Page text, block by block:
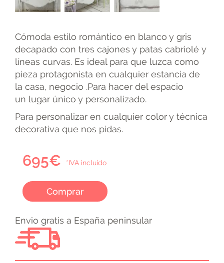
Cómoda estilo romántico en blanco y gris
decapado con tres cajones y patas cabriolé y
líneas curvas. Es ideal para que luzca como
pieza protagonista en cualquier estancia de
la casa, negocio .Para hacer del espacio
un lugar único y personalizado.
Para personalizar en cualquier color y técnica
decorativa que nos pidas.
695€ *IVA incluido
Comprar
Envio gratis a España peninsular